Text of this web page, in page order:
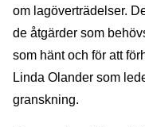
om lagöverträdelser.
de åtgärder som
som hänt och för att
Linda Olander som
granskning.